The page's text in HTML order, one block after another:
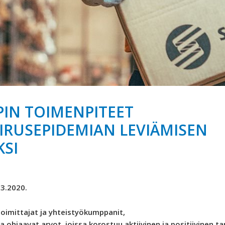
TOIMENPITEET
LEVIÄMISEN
ja yhteistyökumppanit,